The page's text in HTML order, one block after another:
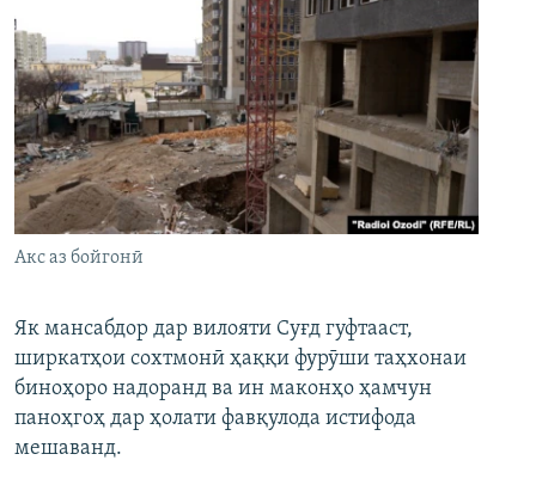
Акс аз бойгонӣ
Як мансабдор дар вилояти Суғд гуфтааст,
ширкатҳои сохтмонӣ ҳаққи фурӯши таҳхонаи
биноҳоро надоранд ва ин маконҳо ҳамчун
паноҳгоҳ дар ҳолати фавқулода истифода
мешаванд.